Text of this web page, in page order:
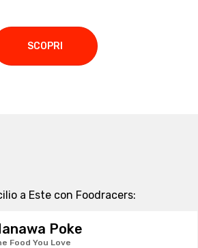
SCOPRI
a Este con Foodracers:
Poke
Food You Love